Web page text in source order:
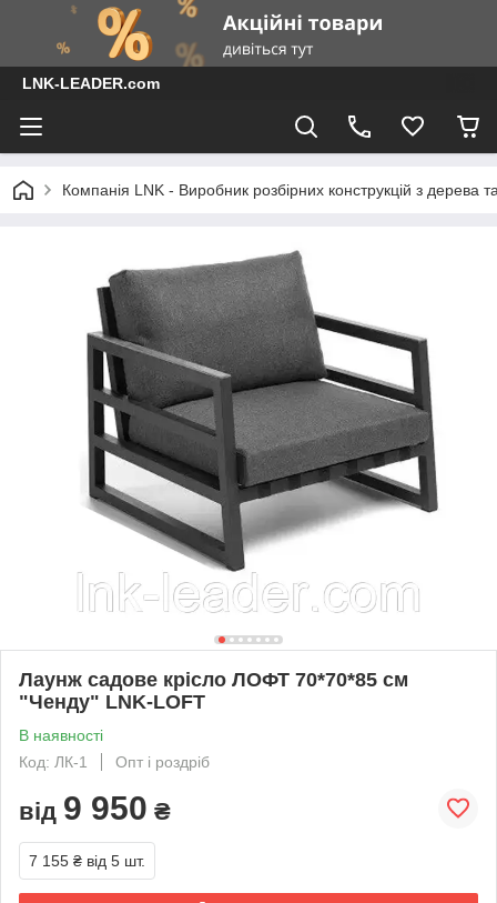
LNK-LEADER.com
Компанія LNK - Виробник розбірних конструкцій з дерева
Лаунж садове крісло ЛОФТ 70*70*85 см
"Ченду" LNK-LOFT
В наявності
Код: ЛК-1
Опт і роздріб
від 9 950 ₴
7 155 ₴ від 5 шт.